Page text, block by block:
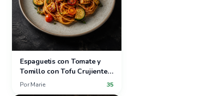
Espaguetis con Tomate y
Tomillo con Tofu Crujiente y
Verduras de Verano
Por Marie 35